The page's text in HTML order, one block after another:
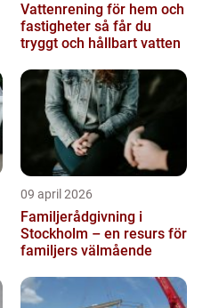
Vattenrening för hem och
fastigheter så får du
tryggt och hållbart vatten
09 april 2026
Familjerådgivning i
Stockholm – en resurs för
familjers välmående